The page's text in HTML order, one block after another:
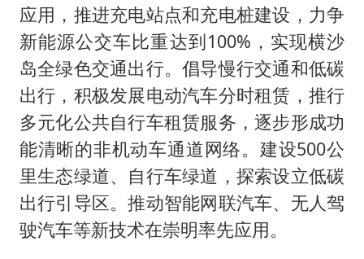
应用，推进充电站点和充电桩建设，力争
新能源公交车比重达到100%，实现横沙
岛全绿色交通出行。倡导慢行交通和低碳
出行，积极发展电动汽车分时租赁，推行
多元化公共自行车租赁服务，逐步形成功
能清晰的非机动车通道网络。建设500公
里生态绿道、自行车绿道，探索设立低碳
出行引导区。推动智能网联汽车、无人驾
驶汽车等新技术在崇明率先应用。